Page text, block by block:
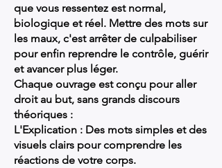
que vous ressentez est normal,
biologique et réel. Mettre des mots sur
les maux, c'est arrêter de culpabiliser
pour enfin reprendre le contrôle, guérir
et avancer plus léger.
Chaque ouvrage est conçu pour aller
droit au but, sans grands discours
théoriques :
L'Explication : Des mots simples et des
visuels clairs pour comprendre les
réactions de votre corps.